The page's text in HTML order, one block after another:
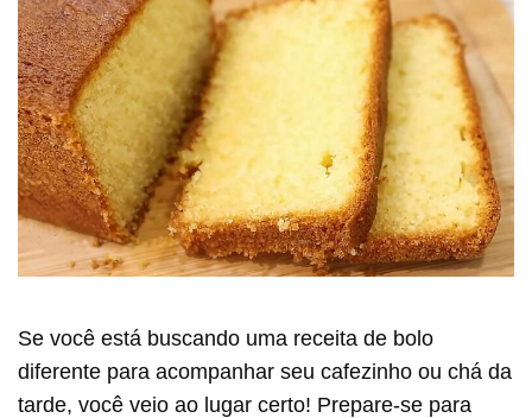
Se você está buscando uma receita de bolo
diferente para acompanhar seu cafezinho ou chá da
tarde, você veio ao lugar certo! Prepare-se para